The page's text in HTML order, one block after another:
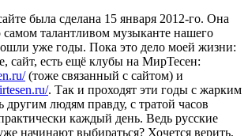
была сделана 15 января 2012-го. Она
талантливом музыканте нашего
уже годы. Пока это дело моей жизни:
сайт, есть ещё клубы на МирТесен:
(тоже связанный с сайтом) и
. Так и проходят эти годы с жарким
другим людям правду, с тратой часов
каждый день. Ведь русские
начинают выбираться? Хочется верить,